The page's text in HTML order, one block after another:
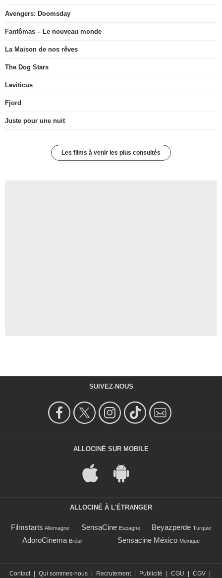
Avengers: Doomsday
Fantômas – Le nouveau monde
La Maison de nos rêves
The Dog Stars
Leviticus
Fjord
Juste pour une nuit
Les films à venir les plus consultés
SUIVEZ-NOUS
ALLOCINÉ SUR MOBILE
ALLOCINÉ À L'ÉTRANGER
Filmstarts Allemagne SensaCine Espagne Beyazperde Turquie
AdoroCinema Brésil Sensacine México Mexique
Contact | Qui sommes-nous | Recrutement | Publicité | CGU | CGV |